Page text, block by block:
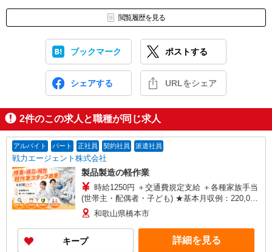
閲覧履歴を見る
ブックマーク ポストする
シェアする URLをシェア
2件のこの求人と職種が同じ求人
アルバイト パート 正社員 契約社員 派遣社員
戦力エージェント株式会社
製品製造の軽作業
時給1250円 ＋交通費規定支給 ＋各種家族手当
(世帯主・配偶者・子ども) ★基本月収例：220,000
円 （時給1,250円×8時間×月22日勤務の場合） ※
ここに残業手当や家族手当、交通費などがプラ
ス！ ☆勤務後、すぐに受け取り可能な前払い制度
完備！
和歌山県橋本市
キープ 詳細を見る